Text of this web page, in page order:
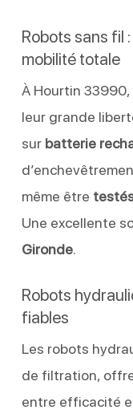
Robots sans fil
mobilité totale
À Hourtin
leur grande
sur batterie
même être
Une excellente
Gironde.
Robots
fiables
Les robots
de filtration,
entre efficacité